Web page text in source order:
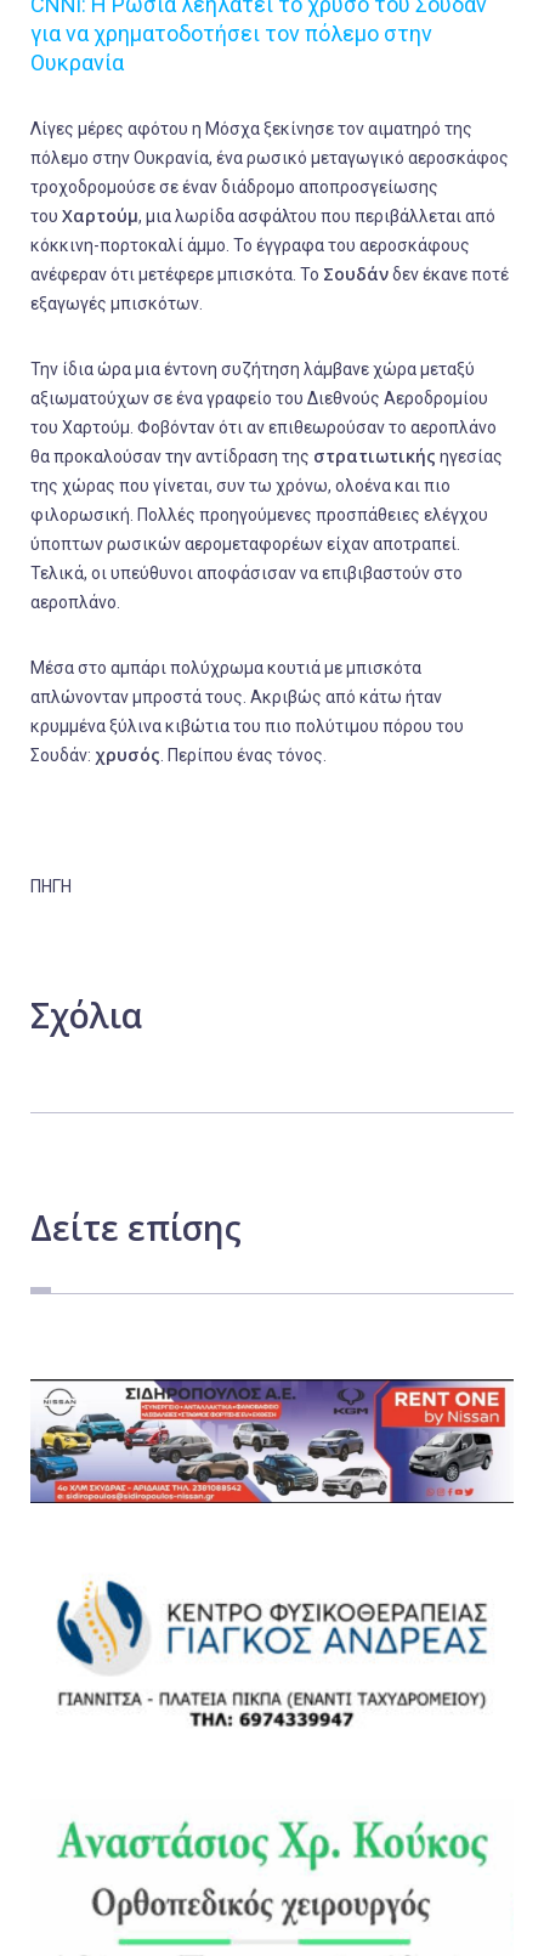
για να χρηματοδοτήσει τον πόλεμο στην
Ουκρανία
Λίγες μέρες αφότου η Μόσχα ξεκίνησε τον αιματηρό της
πόλεμο στην Ουκρανία, ένα ρωσικό μεταγωγικό αεροσκάφος
τροχοδρομούσε σε έναν διάδρομο αποπροσγείωσης
του Χαρτούμ, μια λωρίδα ασφάλτου που περιβάλλεται από
κόκκινη-πορτοκαλί άμμο. Το έγγραφα του αεροσκάφους
ανέφεραν ότι μετέφερε μπισκότα. Το Σουδάνδεν έκανε ποτέ
εξαγωγές μπισκότων.
Την ίδια ώρα μια έντονη συζήτηση λάμβανε χώρα μεταξύ
αξιωματούχων σε ένα γραφείο του Διεθνούς Αεροδρομίου
του Χαρτούμ. Φοβόνταν ότι αν επιθεωρούσαν το αεροπλάνο
θα προκαλούσαν την αντίδραση της στρατιωτικής ηγεσίας
της χώρας που γίνεται, συν τω χρόνω, ολοένα και πιο
φιλορωσική. Πολλές προηγούμενες προσπάθειες ελέγχου
ύποπτων ρωσικών αερομεταφορέων είχαν αποτραπεί.
Τελικά, οι υπεύθυνοι αποφάσισαν να επιβιβαστούν στο
αεροπλάνο.
Μέσα στο αμπάρι πολύχρωμα κουτιά με μπισκότα
απλώνονταν μπροστά τους. Ακριβώς από κάτω ήταν
κρυμμένα ξύλινα κιβώτια του πιο πολύτιμου πόρου του
Σουδάν: χρυσός. Περίπου ένας τόνος.
ΠΗΓΗ
Σχόλια
Δείτε επίσης